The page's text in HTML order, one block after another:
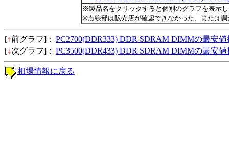
※製品名をクリックすると個別のグラフを表示
※点線部は販売店が確認できなかった、または
[↑前グラフ]： PC2700(DDR333) DDR SDRAM DIMMの最安値
[↓次グラフ]： PC3500(DDR433) DDR SDRAM DIMMの最安値
相場情報に戻る